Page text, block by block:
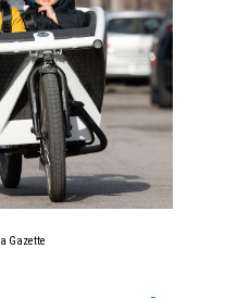
Gazette